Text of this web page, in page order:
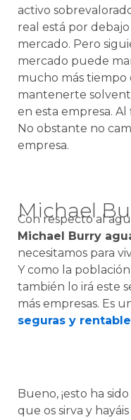
activo
real está por
mercado. Pero
mercado puede
mucho más
mantenerte
en esta empresa. Al
No obstante no
empresa.
Michael
Con respecto al
Michael Burry
necesitamos para
Y como la
también lo irá este
más empresas. Es
seguras y
Bueno, ¡esto ha
que os sirva y